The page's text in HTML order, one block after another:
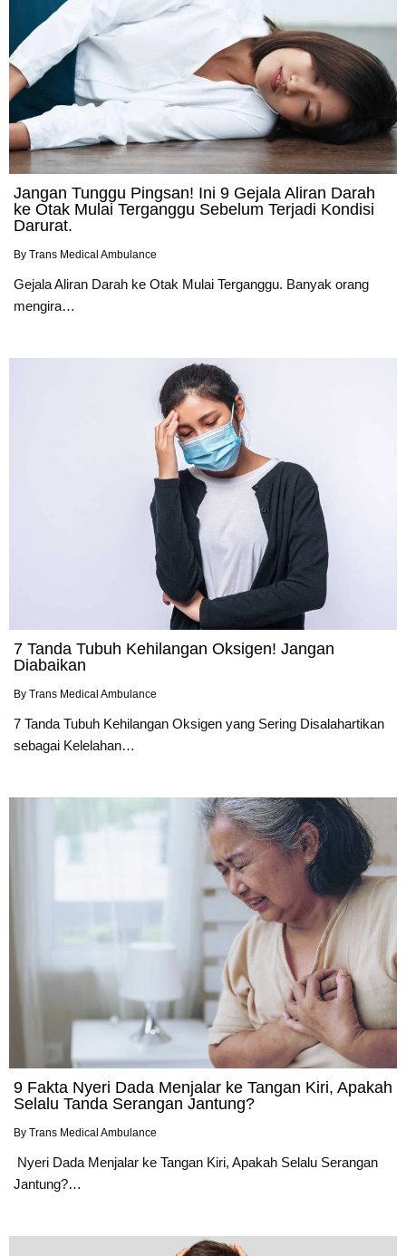
Jangan Tunggu Pingsan! Ini 9 Gejala Aliran Darah
ke Otak Mulai Terganggu Sebelum Terjadi Kondisi
Darurat.
By Trans Medical Ambulance
Gejala Aliran Darah ke Otak Mulai Terganggu. Banyak orang
mengira…
7 Tanda Tubuh Kehilangan Oksigen! Jangan
Diabaikan
By Trans Medical Ambulance
7 Tanda Tubuh Kehilangan Oksigen yang Sering Disalahartikan
sebagai Kelelahan…
9 Fakta Nyeri Dada Menjalar ke Tangan Kiri, Apakah
Selalu Tanda Serangan Jantung?
By Trans Medical Ambulance
Nyeri Dada Menjalar ke Tangan Kiri, Apakah Selalu Serangan
Jantung?…